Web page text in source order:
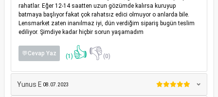
rahatlar. Eğer 12-14 saatten uzun gözümde kalırsa kuruyup
batmaya başlıyor fakat çok rahatsız edici olmuyor o anlarda bile.
Lensmarket zaten inanılmaz iyi, dün verdiğim sipariş bugün teslim
ediliyor. Şimdiye kadar hiçbir sorun yaşamadım
💬Cevap Yaz (1) 👍👎(0)
Yunus E 08.07.2023